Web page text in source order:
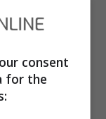
consent
for the